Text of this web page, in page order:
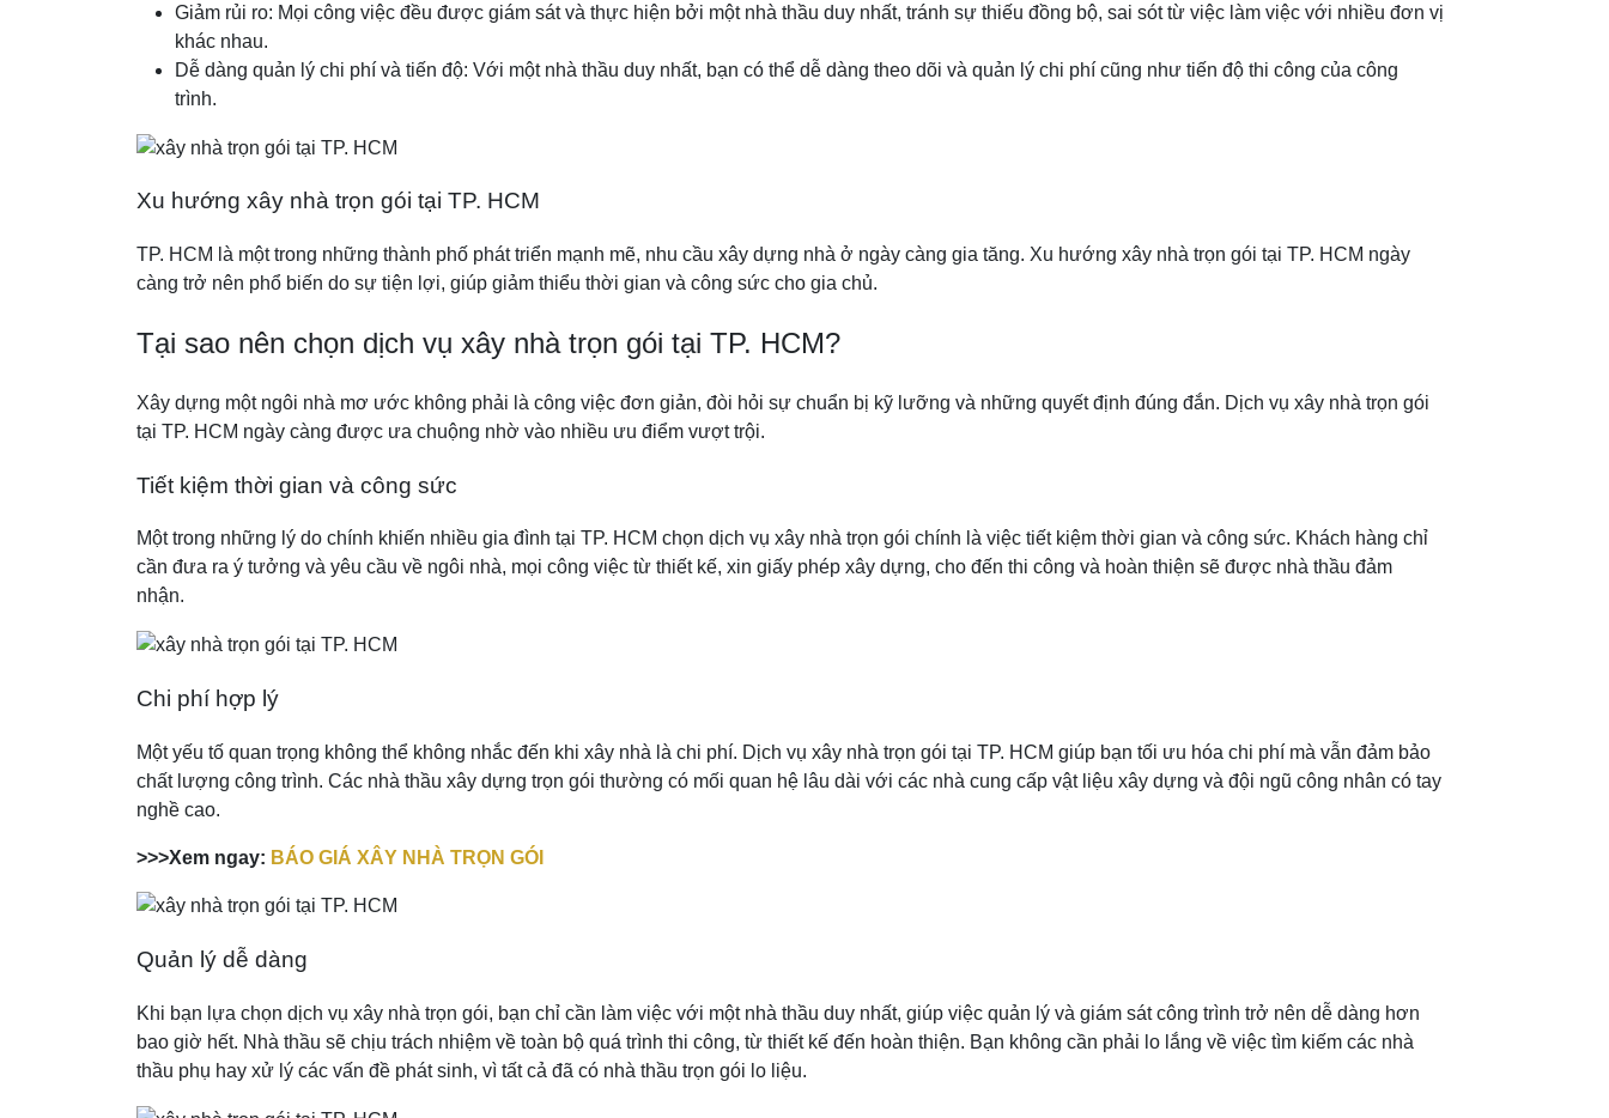
Giảm rủi ro: Mọi công việc đều được giám sát và thực hiện bởi một nhà thầu duy nhất, tránh sự thiếu đồng bộ, sai sót từ việc làm việc với nhiều đơn vị
khác nhau.
Dễ dàng quản lý chi phí và tiến độ: Với một nhà thầu duy nhất, bạn có thể dễ dàng theo dõi và quản lý chi phí cũng như tiến độ thi công của công
trình.
Xu hướng xây nhà trọn gói tại TP. HCM
TP. HCM là một trong những thành phố phát triển mạnh mẽ, nhu cầu xây dựng nhà ở ngày càng gia tăng. Xu hướng xây nhà trọn gói tại TP. HCM ngày
càng trở nên phổ biến do sự tiện lợi, giúp giảm thiểu thời gian và công sức cho gia chủ.
Tại sao nên chọn dịch vụ xây nhà trọn gói tại TP. HCM?
Xây dựng một ngôi nhà mơ ước không phải là công việc đơn giản, đòi hỏi sự chuẩn bị kỹ lưỡng và những quyết định đúng đắn. Dịch vụ xây nhà trọn gói
tại TP. HCM ngày càng được ưa chuộng nhờ vào nhiều ưu điểm vượt trội.
Tiết kiệm thời gian và công sức
Một trong những lý do chính khiến nhiều gia đình tại TP. HCM chọn dịch vụ xây nhà trọn gói chính là việc tiết kiệm thời gian và công sức. Khách hàng chỉ
cần đưa ra ý tưởng và yêu cầu về ngôi nhà, mọi công việc từ thiết kế, xin giấy phép xây dựng, cho đến thi công và hoàn thiện sẽ được nhà thầu đảm
nhận.
Chi phí hợp lý
Một yếu tố quan trọng không thể không nhắc đến khi xây nhà là chi phí. Dịch vụ xây nhà trọn gói tại TP. HCM giúp bạn tối ưu hóa chi phí mà vẫn đảm bảo
chất lượng công trình. Các nhà thầu xây dựng trọn gói thường có mối quan hệ lâu dài với các nhà cung cấp vật liệu xây dựng và đội ngũ công nhân có tay
nghề cao.
>>>Xem ngay: BÁO GIÁ XÂY NHÀ TRỌN GÓI
Quản lý dễ dàng
Khi bạn lựa chọn dịch vụ xây nhà trọn gói, bạn chỉ cần làm việc với một nhà thầu duy nhất, giúp việc quản lý và giám sát công trình trở nên dễ dàng hơn
bao giờ hết. Nhà thầu sẽ chịu trách nhiệm về toàn bộ quá trình thi công, từ thiết kế đến hoàn thiện. Bạn không cần phải lo lắng về việc tìm kiếm các nhà
thầu phụ hay xử lý các vấn đề phát sinh, vì tất cả đã có nhà thầu trọn gói lo liệu.